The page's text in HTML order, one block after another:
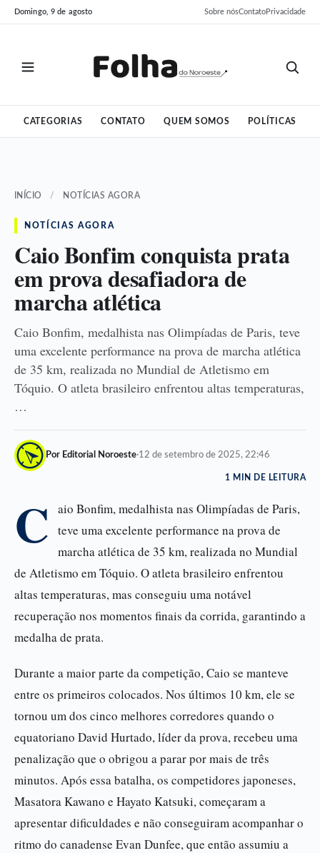
Pular
para
Pular
para
Domingo, 9 de agosto Sobre nósContatoPrivacidade
CATEGORIAS CONTATO QUEM SOMOS POLÍTICAS
INÍCIO / NOTÍCIAS AGORA
NOTÍCIAS AGORA
Caio Bonfim conquista prata
em prova desafiadora de
marcha atlética
Caio Bonfim, medalhista nas Olimpíadas de Paris, teve
uma excelente performance na prova de marcha atlética
de 35 km, realizada no Mundial de Atletismo em
Tóquio. O atleta brasileiro enfrentou altas temperaturas,
…
Por Editorial Noroeste·12 de setembro de 2025, 22:46
1 MIN DE LEITURA
C
aio Bonfim, medalhista nas Olimpíadas de Paris,
teve uma excelente performance na prova de
marcha atlética de 35 km, realizada no Mundial
de Atletismo em Tóquio. O atleta brasileiro enfrentou
altas temperaturas, mas conseguiu uma notável
recuperação nos momentos finais da corrida, garantindo a
medalha de prata.
Durante a maior parte da competição, Caio se manteve
entre os primeiros colocados. Nos últimos 10 km, ele se
tornou um dos cinco melhores corredores quando o
equatoriano David Hurtado, líder da prova, recebeu uma
penalização que o obrigou a parar por mais de três
minutos. Após essa batalha, os competidores japoneses,
Masatora Kawano e Hayato Katsuki, começaram a
apresentar dificuldades e não conseguiram acompanhar o
ritmo do canadense Evan Dunfee, que então assumiu a